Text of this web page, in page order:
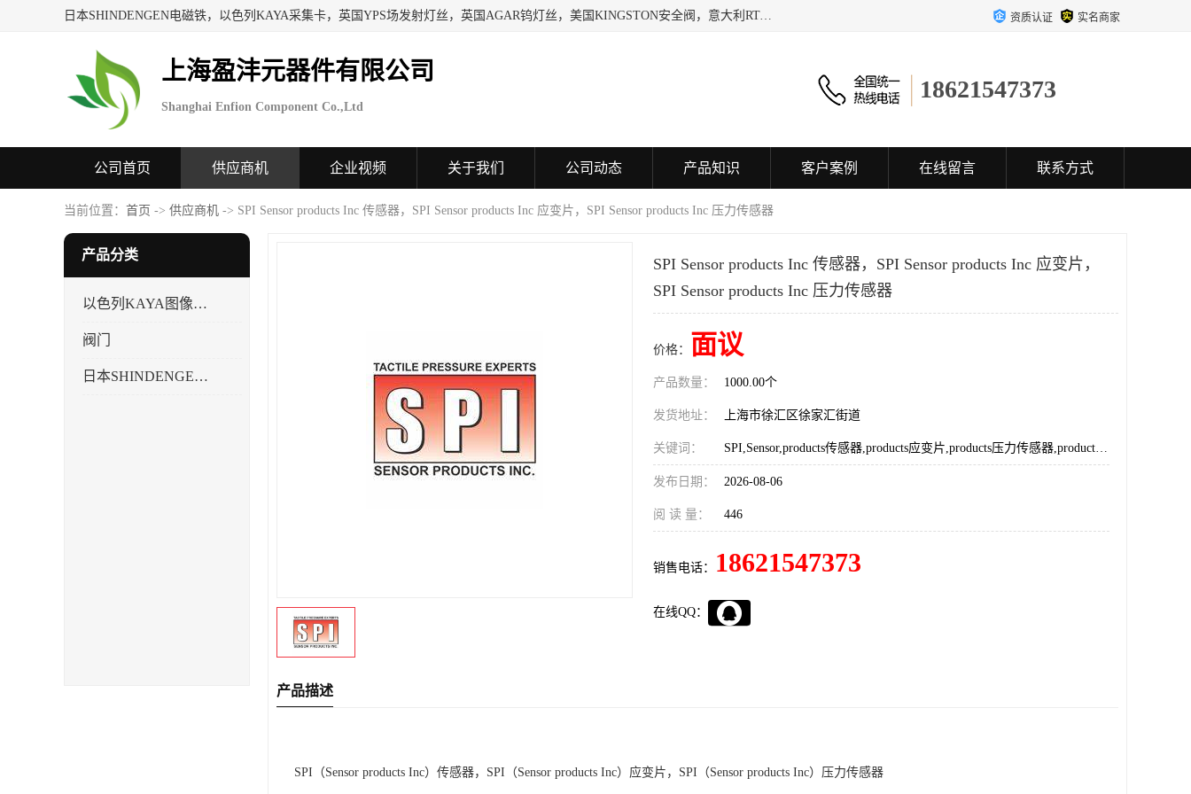
日本SHINDENGEN电磁铁，以色列KAYA采集卡，英国YPS场发射灯丝，英国AGAR钨灯丝，美国KINGSTON安全阀，意大利RTA驱动器，美国MOTT过滤器，美国GENIE过滤器，日本精线NIPPON SEISEN过滤器，法国SAPPEL水表, 德国Thyracont传感器，英国SONTAY压差传感器 美国MPC擦锡布 TB-300-MPC, 德国Matesy磁光分析仪 资质认证 实名商家
上海盈沣元器件有限公司
Shanghai Enfion Component Co.,Ltd
18621547373
公司首页 供应商机 企业视频 关于我们 公司动态 产品知识 客户案例 在线留言 联系方式
当前位置： 首页 -> 供应商机 -> SPI Sensor products Inc 传感器，SPI Sensor products Inc 应变片，SPI Sensor products Inc 压力传感器
产品分类
以色列KAYA图像采集卡，数据采集卡
阀门
日本SHINDENGEN电磁铁
SPI Sensor products Inc 传感器，SPI Sensor products Inc 应变片，
SPI Sensor products Inc 压力传感器
价格： 面议
产品数量： 1000.00个
发货地址： 上海市徐汇区徐家汇街道
关键词： SPI,Sensor,products传感器,products应变片,products压力传感器,products总代理,SPI总代理
发布日期： 2026-08-06
阅 读 量： 446
销售电话： 18621547373
在线QQ：
产品描述
SPI（Sensor products Inc）传感器，SPI（Sensor products Inc）应变片，SPI（Sensor products Inc）压力传感器